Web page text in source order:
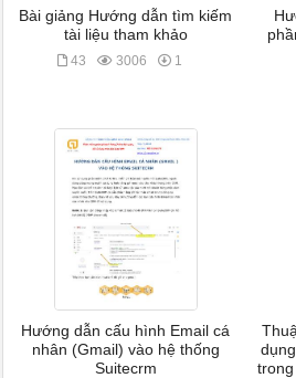
Bài giảng Hướng dẫn tìm kiếm
tài liệu tham khảo
43 3006 1
Hướng dẫn cấu hình Email cá
nhân (Gmail) vào hệ thống
Suitecrm